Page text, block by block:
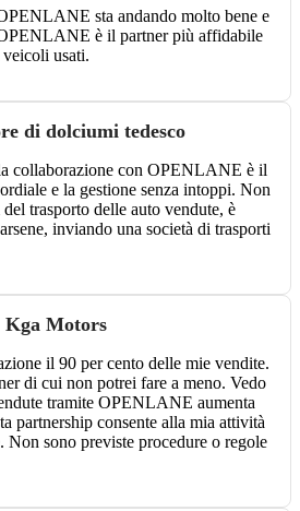
sta andando molto bene e
è il partner più affidabile
usati.
di dolciumi tedesco
collaborazione con OPENLANE è il
e la gestione senza intoppi. Non
trasporto delle auto vendute, è
inviando una società di trasporti
Kga Motors
il 90 per cento delle mie vendite.
di cui non potrei fare a meno. Vedo
tramite OPENLANE aumenta
partnership consente alla mia attività
Non sono previste procedure o regole